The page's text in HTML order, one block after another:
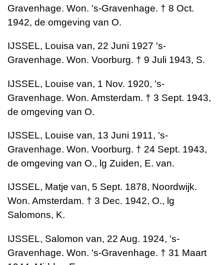
Gravenhage. Won. 's-Gravenhage. † 8 Oct.
1942, de omgeving van O.
IJSSEL, Louisa van, 22 Juni 1927 's-
Gravenhage. Won. Voorburg. † 9 Juli 1943, S.
IJSSEL, Louise van, 1 Nov. 1920, 's-
Gravenhage. Won. Amsterdam. † 3 Sept. 1943,
de omgeving van O.
IJSSEL, Louise van, 13 Juni 1911, 's-
Gravenhage. Won. Voorburg. † 24 Sept. 1943,
de omgeving van O., lg Zuiden, E. van.
IJSSEL, Matje van, 5 Sept. 1878, Noordwijk.
Won. Amsterdam. † 3 Dec. 1942, O., lg
Salomons, K.
IJSSEL, Salomon van, 22 Aug. 1924, 's-
Gravenhage. Won. 's-Gravenhage. † 31 Maart